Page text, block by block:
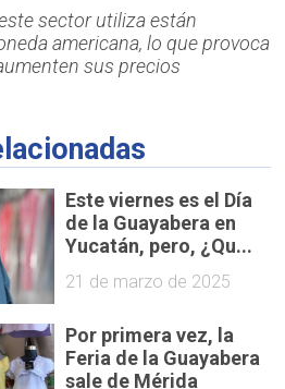
sector utiliza están
americana, lo que provoca
sus precios
Este viernes es el Día
de la Guayabera en
Yucatán, pero, ¿Qu...
21 de marzo de 2025
Por primera vez, la
Feria de la Guayabera
sale de Mérida